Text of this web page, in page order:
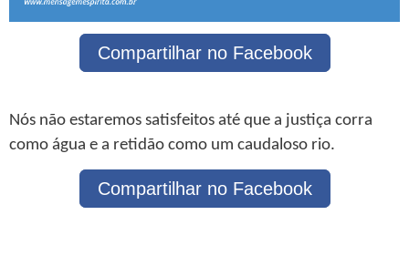
Compartilhar no Facebook
Nós não estaremos satisfeitos até que a justiça corra
como água e a retidão como um caudaloso rio.
Compartilhar no Facebook